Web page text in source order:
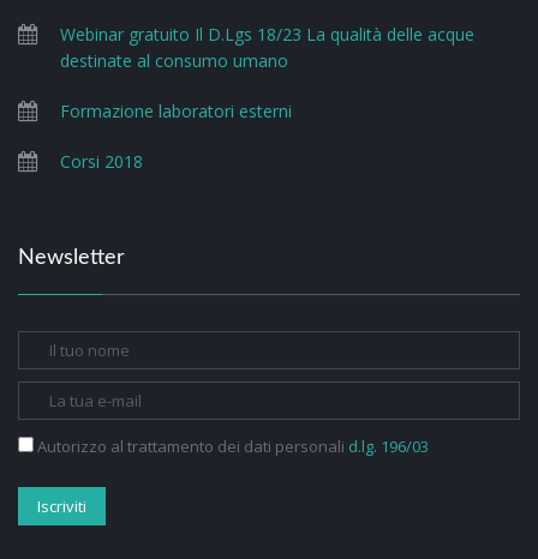
Webinar gratuito Il D.Lgs 18/23 La qualità delle acque
destinate al consumo umano
Formazione laboratori esterni
Corsi 2018
Newsletter
Autorizzo al trattamento dei dati personali d.lg. 196/03